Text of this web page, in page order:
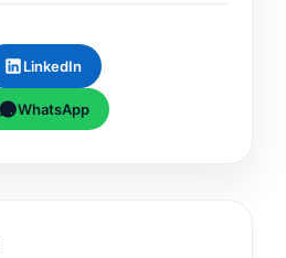
LinkedIn
WhatsApp